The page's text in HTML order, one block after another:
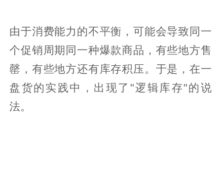
由于消费能力的不平衡，可能会导致同一
个促销周期同一种爆款商品，有些地方售
罄，有些地方还有库存积压。于是，在一
盘货的实践中，出现了"逻辑库存"的说
法。